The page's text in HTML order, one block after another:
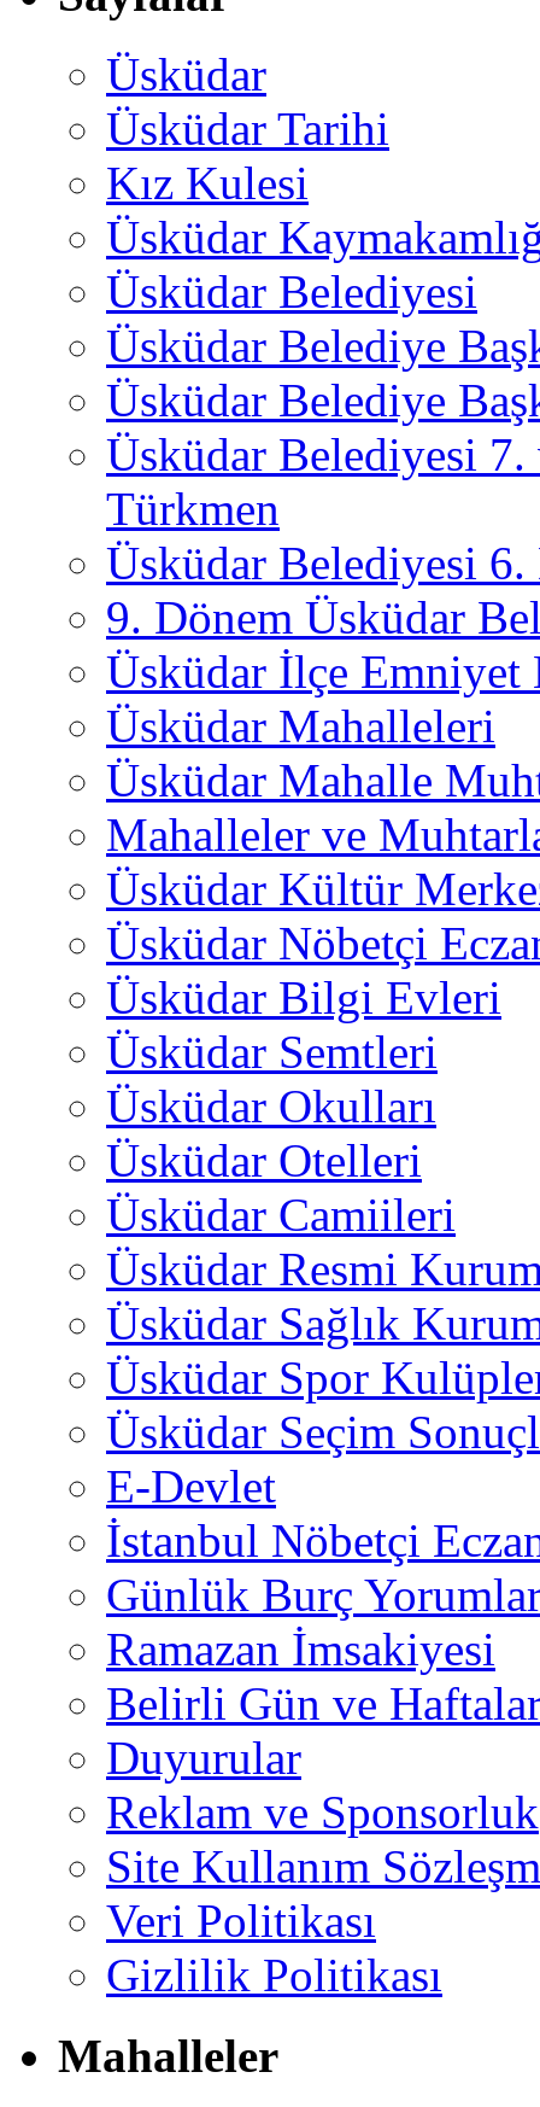
Üsküdar
Üsküdar Tarihi
Kız Kulesi
Üsküdar
Üsküdar Belediyesi
Üsküdar Belediye
Üsküdar Belediye
Üsküdar Belediyesi
Türkmen
Üsküdar Belediyesi 6.
9. Dönem Üsküdar
Üsküdar İlçe
Üsküdar Mahalleleri
Üsküdar Mahalle
Mahalleler ve
Üsküdar Kültür
Üsküdar Nöbetçi
Üsküdar Bilgi Evleri
Üsküdar Semtleri
Üsküdar Okulları
Üsküdar Otelleri
Üsküdar Camiileri
Üsküdar Resmi
Üsküdar Sağlık
Üsküdar Spor
Üsküdar Seçim
E-Devlet
İstanbul Nöbetçi
Günlük Burç
Ramazan İmsakiyesi
Belirli Gün ve
Duyurular
Reklam ve Sponsorluk
Site Kullanım
Veri Politikası
Gizlilik Politikası
Mahalleler